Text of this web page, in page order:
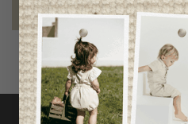
fiers de collaborer à une